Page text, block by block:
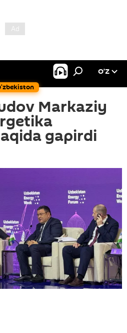
O’Z
Markaziy
gapirdi